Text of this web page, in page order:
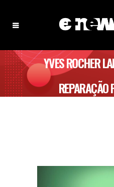
YVES ROCHER
REPARAÇÃO